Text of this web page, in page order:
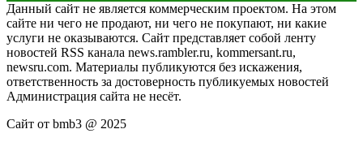
Данный сайт не является коммерческим проектом. На этом
сайте ни чего не продают, ни чего не покупают, ни какие
услуги не оказываются. Сайт представляет собой ленту
новостей RSS канала news.rambler.ru, kommersant.ru,
newsru.com. Материалы публикуются без искажения,
ответственность за достоверность публикуемых новостей
Администрация сайта не несёт.
Сайт от bmb3 @ 2025